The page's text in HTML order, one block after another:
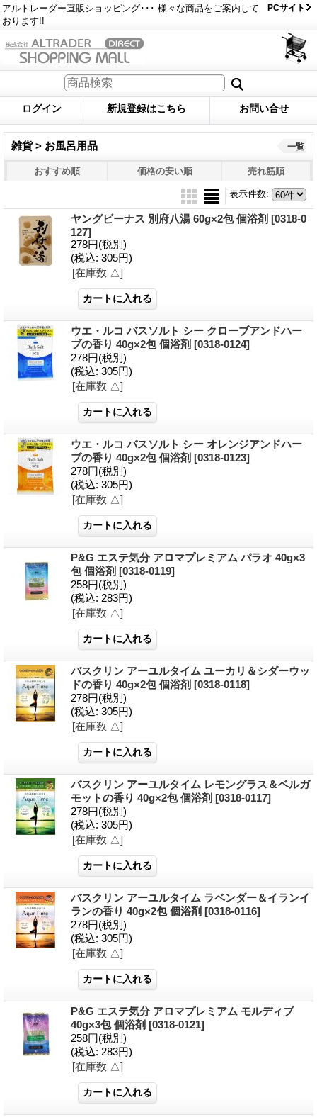
アルトレーダー直販ショッピング･･･ 様々な商品をご案内して
おります!!
PCサイト
ログイン 新規登録はこちら お問い合せ
雑貨 > お風呂用品 一覧
おすすめ順 価格の安い順 売れ筋順
表示件数:
ヤングビーナス 別府八湯 60g×2包 個浴剤 [0318-0
127]
278円(税別)
(税込: 305円)
[在庫数 △]
ウエ・ルコ バスソルト シー クローブアンドハー
ブの香り 40g×2包 個浴剤 [0318-0124]
278円(税別)
(税込: 305円)
[在庫数 △]
ウエ・ルコ バスソルト シー オレンジアンドハー
ブの香り 40g×2包 個浴剤 [0318-0123]
278円(税別)
(税込: 305円)
[在庫数 △]
P&G エステ気分 アロマプレミアム パラオ 40g×3
包 個浴剤 [0318-0119]
258円(税別)
(税込: 283円)
[在庫数 △]
バスクリン アーユルタイム ユーカリ＆シダーウッ
ドの香り 40g×2包 個浴剤 [0318-0118]
278円(税別)
(税込: 305円)
[在庫数 △]
バスクリン アーユルタイム レモングラス＆ベルガ
モットの香り 40g×2包 個浴剤 [0318-0117]
278円(税別)
(税込: 305円)
[在庫数 △]
バスクリン アーユルタイム ラベンダー＆イランイ
ランの香り 40g×2包 個浴剤 [0318-0116]
278円(税別)
(税込: 305円)
[在庫数 △]
P&G エステ気分 アロマプレミアム モルディブ
40g×3包 個浴剤 [0318-0121]
258円(税別)
(税込: 283円)
[在庫数 △]